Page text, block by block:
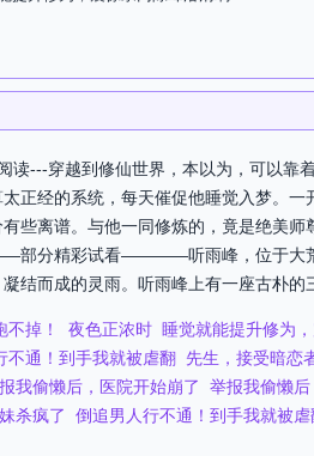
读---穿越到修仙世界，本以为，可以靠
正经的系统，每天催促他睡觉入梦。一
些离谱。与他一同修炼的，竟是绝美师
部分精彩试看————听雨峰，位于大
结而成的灵雨。听雨峰上有一座古朴的
掉！ 夜色正浓时 睡觉就能提升修为
不通！到手我就被虐翻 先生，接受暗恋
我偷懒后，医院开始崩了
举报我偷懒后
杀疯了 倒追男人行不通！到手我就被虐